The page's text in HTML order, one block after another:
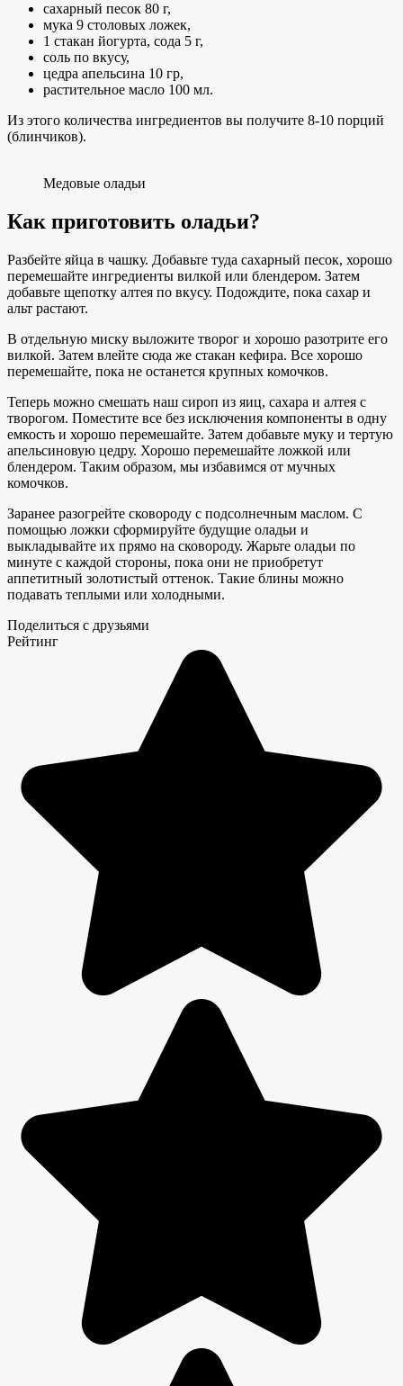
сахарный песок 80 г,
мука 9 столовых ложек,
1 стакан йогурта, сода 5 г,
соль по вкусу,
цедра апельсина 10 гр,
растительное масло 100 мл.
Из этого количества ингредиентов вы получите 8-10 порций
(блинчиков).
Медовые оладьи
Как приготовить оладьи?
Разбейте яйца в чашку. Добавьте туда сахарный песок, хорошо
перемешайте ингредиенты вилкой или блендером. Затем
добавьте щепотку алтея по вкусу. Подождите, пока сахар и
альт растают.
В отдельную миску выложите творог и хорошо разотрите его
вилкой. Затем влейте сюда же стакан кефира. Все хорошо
перемешайте, пока не останется крупных комочков.
Теперь можно смешать наш сироп из яиц, сахара и алтея с
творогом. Поместите все без исключения компоненты в одну
емкость и хорошо перемешайте. Затем добавьте муку и тертую
апельсиновую цедру. Хорошо перемешайте ложкой или
блендером. Таким образом, мы избавимся от мучных
комочков.
Заранее разогрейте сковороду с подсолнечным маслом. С
помощью ложки сформируйте будущие оладьи и
выкладывайте их прямо на сковороду. Жарьте оладьи по
минуте с каждой стороны, пока они не приобретут
аппетитный золотистый оттенок. Такие блины можно
подавать теплыми или холодными.
Поделиться с друзьями
Рейтинг